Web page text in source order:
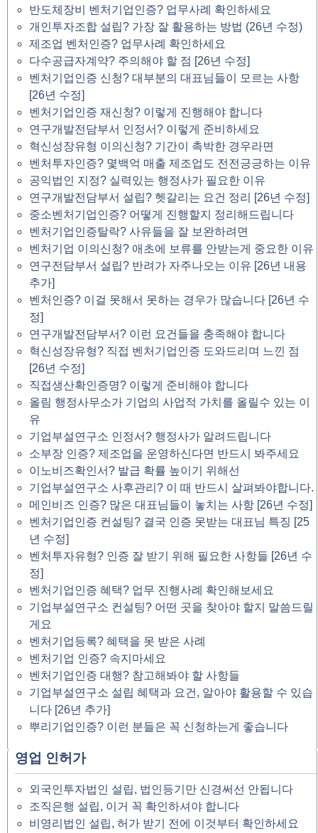
반도체장비 벤처기업인증? 업무사례 확인하세요
개인투자조합 설립? 가장 잘 활용하는 방법 (26년 수정)
제조업 벤처인증? 업무사례 확인하세요
다수공급자계약? 주의해야 할 점 [26년 수정]
벤처기업인증 신청? 대부분의 대표님들이 모르는 사항
[26년 수정]
벤처기업인증 재신청? 이렇게 진행해야 합니다
연구개발전담부서 인정서? 이렇게 준비하세요
혁신성장유형 이의신청? 기간이 촉박한 경우라면
벤처투자인증? 몇백억 매출 제조업도 전전긍긍하는 이유
공익법인 지정? 실력있는 행정사가 필요한 이유
연구개발전담부서 설립? 헷갈리는 요건 정리 [26년 수정]
중소벤처기업인증? 어떻게 진행할지 정리해드립니다
벤처기업인증탈락? 사유들을 잘 보완하려면
벤처기업 이의신청? 애초에 보류를 안받는게 중요한 이유
연구전담부서 설립? 반려가 자주나오는 이유 [26년 내용
추가]
벤처인증? 이걸 못해서 못하는 경우가 많습니다 [26년 수
정]
연구개발전담부서? 이런 요건들을 충족해야 합니다
혁신성장유형? 직접 벤처기업인증 도와드리며 느낀 점
[26년 수정]
직접생산확인증명? 이렇게 준비해야 합니다
올림 행정사무소가 기업의 사업적 가치를 올릴수 있는 이
유
기업부설연구소 인정서? 행정사가 알려드립니다
소부장 인증? 제조업을 운영하신다면 반드시 봐주세요
이노비즈확인서? 발급 확률 높이기 위해선
기업부설연구소 사후관리? 이 때 반드시 살펴봐야합니다.
메인비즈 인증? 많은 대표님들이 놓치는 사항 [26년 수정]
벤처기업인증 컨설팅? 결국 인증 못받는 대표님 특징 [25
년 수정]
벤처투자유형? 인증 잘 받기 위해 필요한 사항들 [26년 수
정]
벤처기업인증 혜택? 업무 진행사례 확인해보세요
기업부설연구소 컨설팅? 어떤 곳을 찾아야 할지 말씀드릴
게요
벤처기업등록? 혜택을 못 받은 사례
벤처기업 인증? 속지마세요
벤처기업인증 대행? 참고해봐야 할 사항들
기업부설연구소 설립 혜택과 요건, 알아야 활용할 수 있습
니다 [26년 추가]
뿌리기업인증? 이런 분들은 꼭 신청하는게 좋습니다
영업 인허가
외국인투자법인 설립, 법인등기만 신경써선 안됩니다
조직은행 설립, 이거 꼭 확인하셔야 합니다
비영리법인 설립, 허가 받기 전에 이것부터 확인하세요